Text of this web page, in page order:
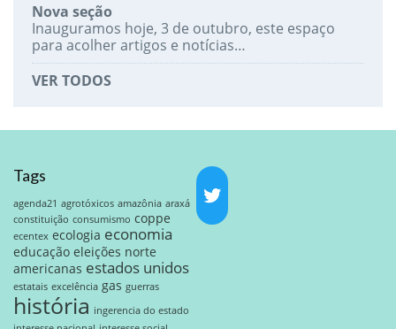
Nova seção
Inauguramos hoje, 3 de outubro, este espaço
para acolher artigos e notícias…
VER TODOS
Tags
agenda21 agrotóxicos amazônia araxá
constituição consumismo coppe
ecentex ecologia economia
educação eleições norte
americanas estados unidos
estatais excelência gas guerras
história ingerencia do estado